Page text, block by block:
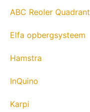
ABC Reoler Quadrant
Elfa opbergsysteem
Hamstra
InQuino
Karpi